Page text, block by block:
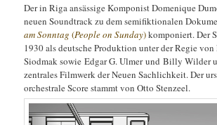
Der in Riga ansässige Komponist Domenique
neuen Soundtrack zu dem semifiktionalen
am Sonntag (People on Sunday)komponiert. Der
1930 als deutsche Produktion unter der Regie
Siodmak sowie Edgar G. Ulmer und Billy Wilder
zentrales Filmwerk der Neuen Sachlichkeit. Der
orchestrale Score stammt von Otto Stenzeel.